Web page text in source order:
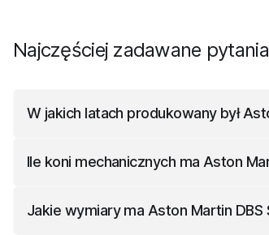
Najczęściej zadawane pytania
W jakich latach produkowany był
Ile koni mechanicznych ma Aston
Jakie wymiary ma Aston Martin DBS